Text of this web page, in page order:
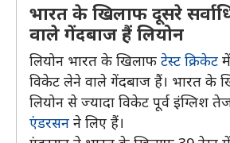
भारत के खिलाफ दूसरे
वाले गेंदबाज हैं लियोन
लियोन भारत के खिलाफ टेस्ट क्रिकेट
विकेट लेने वाले गेंदबाज हैं। भारत के
लियोन से ज्यादा विकेट पूर्व इंग्लिश
एंडरसन ने लिए हैं।